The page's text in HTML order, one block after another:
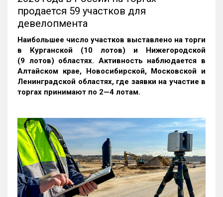
продается 59 участков для
девелопмента
Наибольшее число участков выставлено на торги
в Курганской (10 лотов) и Нижегородской
(9 лотов) областях. Активность наблюдается в
Алтайском крае, Новосибирской, Московской и
Ленинградской областях, где заявки на участие в
торгах принимают по 2—4 лотам.